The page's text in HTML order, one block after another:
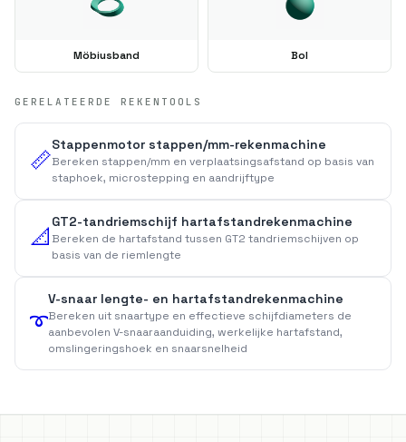
Möbiusband Bol
GERELATEERDE REKENTOOLS
📏
Stappenmotor stappen/mm-rekenmachine
Bereken stappen/mm en verplaatsingsafstand op basis van
staphoek, microstepping en aandrijftype
📐
GT2-tandriemschijf hartafstandrekenmachine
Bereken de hartafstand tussen GT2 tandriemschijven op
basis van de riemlengte
➰
V-snaar lengte- en hartafstandrekenmachine
Bereken uit snaartype en effectieve schijfdiameters de
aanbevolen V-snaaraanduiding, werkelijke hartafstand,
omslingeringshoek en snaarsnelheid